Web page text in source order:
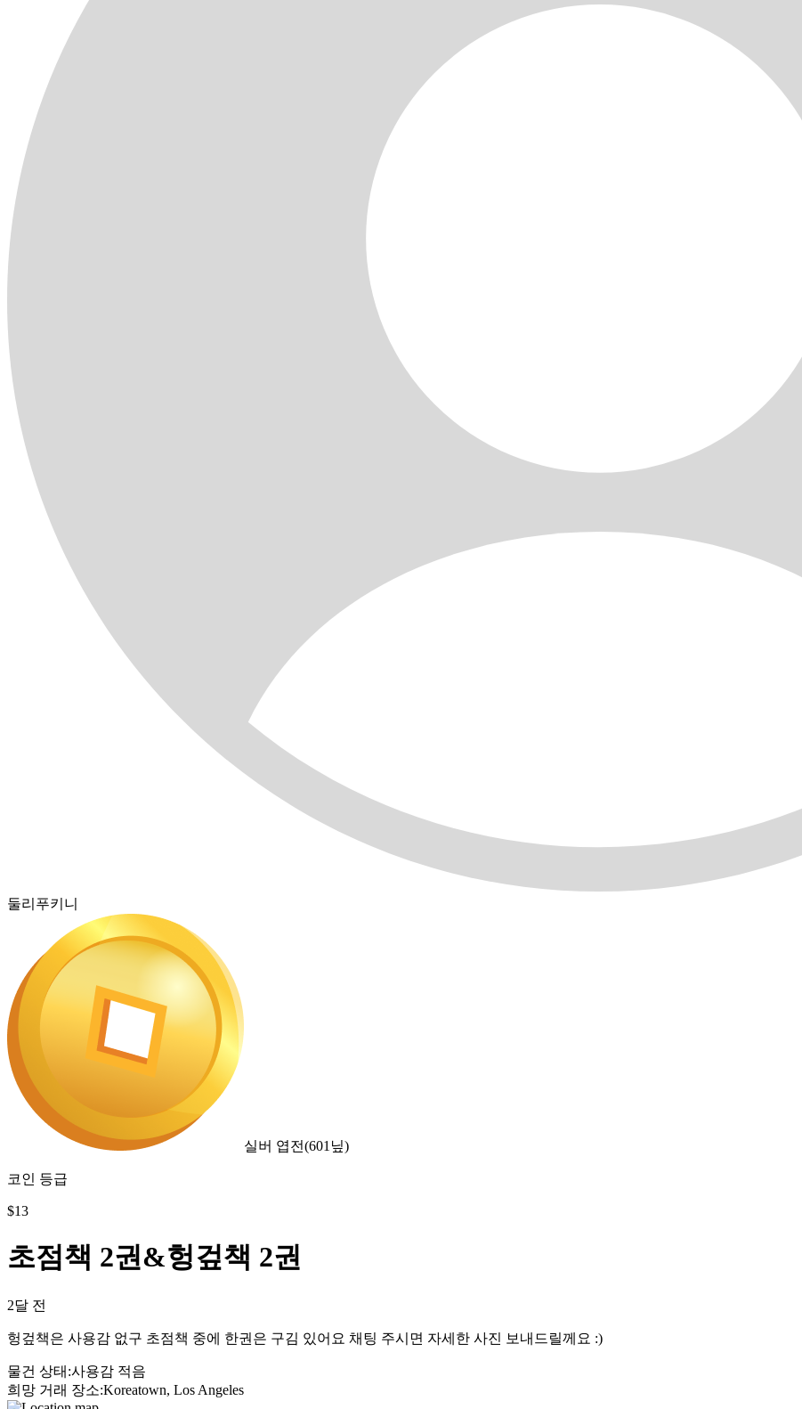
둘리푸키니
실버 엽전(601 닢)
코인 등급
$13
초점책 2권&헝겊책 2권
2달 전
헝겊책은 사용감 없구 초점책 중에 한권은 구김 있어요 채팅 주시면 자세한 사진 보내드릴께요 :)
물건 상태 :사용감 적음
희망 거래 장소:Koreatown, Los Angeles